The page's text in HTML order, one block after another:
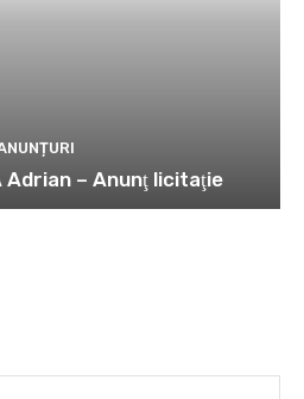
Adrian – Anunţ licitaţie